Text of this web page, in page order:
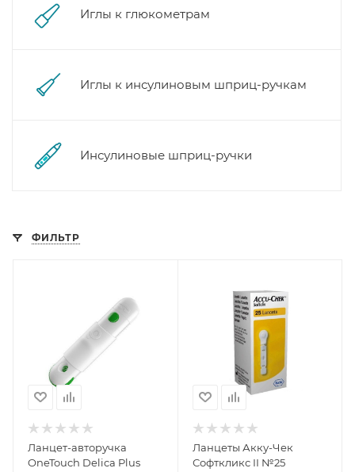
Иглы к глюкометрам
Иглы к инсулиновым шприц-ручкам
Инсулиновые шприц-ручки
ФИЛЬТР
Ланцет-авторучка
OneTouch Delica Plus
Ланцеты Акку-Чек
Софткликс II №25